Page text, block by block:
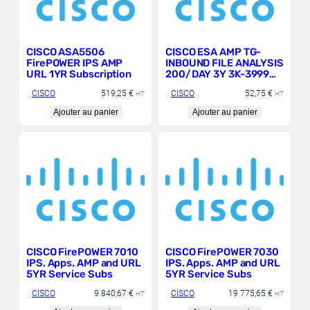
Internet des objets (IoT)
CISCO ASA5506
FirePOWER IPS AMP
URL 1YR Subscription
CISCO 519,25 € HT
Ajouter au panier
CISCO ESA AMP TG-
INBOUND FILE ANALYSIS
200/DAY 3Y 3K-3999
CISCO 52,75 € HT
Ajouter au panier
CISCO FirePOWER 7010
IPS. Apps. AMP and URL
5YR Service Subs
CISCO 9 840,67 € HT
CISCO FirePOWER 7030
IPS. Apps. AMP and URL
5YR Service Subs
CISCO 19 775,65 € HT